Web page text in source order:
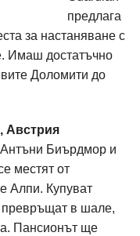
предлага
за настаняване с
Имаш достатъчно
Доломити до
Австрия
Антъни Биърдмор и
местят от
Алпи. Купуват
в шале,
Пансионът ще